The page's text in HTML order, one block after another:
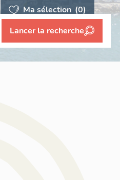
Ma sélection (0)
Lancer la recherche